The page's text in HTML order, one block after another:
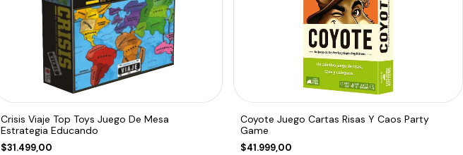
Crisis Viaje Top Toys Juego De Mesa
Estrategia Educando
$31.499,00
Coyote Juego Cartas Risas Y Caos Party
Game
$41.999,00